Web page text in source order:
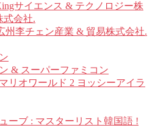
サイエンス & テクノロジー株
式会社.
州李チェン産業 & 貿易株式会社.
& スーパーファミコン
リオワールド 2 ヨッシーアイラ
ーブ : マスターリスト韓国語 !